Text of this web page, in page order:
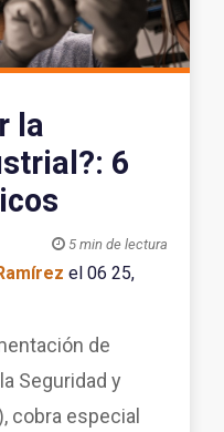
la
6
 5 min de lectura
el 06 25,
de
Seguridad y
cobra especial